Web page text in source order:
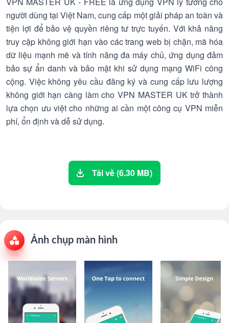
người dùng tại Việt Nam, cung cấp một giải pháp an toàn và
tiện lợi để bảo vệ quyền riêng tư trực tuyến. Với khả năng
truy cập không giới hạn vào các trang web bị chặn, mã hóa
dữ liệu mạnh mẽ và tính năng đa máy chủ, ứng dụng đảm
bảo sự ẩn danh và bảo mật khi sử dụng mạng WiFi công
cộng. Việc không yêu cầu đăng ký và cung cấp lưu lượng
không giới hạn càng làm cho VPN MASTER UK trở thành
lựa chọn ưu việt cho những ai cần một công cụ VPN miễn
phí, ổn định và dễ sử dụng.
Tải về (6.30 MB)
Ảnh chụp màn hình